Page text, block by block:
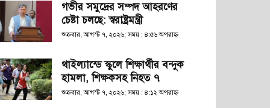
গভীর সমুদ্রের সম্পদ আহরণের
চেষ্টা চলছে: স্বরাষ্ট্রমন্ত্রী
শুক্রবার, আগস্ট ৭, ২০২৬; সময় : ৪:৫৬ অপরাহ্ণ
থাইল্যান্ডে স্কুলে শিক্ষার্থীর বন্দুক
হামলা, শিক্ষকসহ নিহত ৭
শুক্রবার, আগস্ট ৭, ২০২৬; সময় : ৪:১২ অপরাহ্ণ